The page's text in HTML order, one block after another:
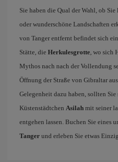
Sie haben die Qual der Wahl, ob
oder wunderschöne Landschaften
von Tanger entfernt befindet sich
Stätte, die Herkulesgrotte , wo sich
Mythos nach nach der Vollendung
Öffnung der Straße von Gibraltar
Gelegenheit dazu haben, sollten
Küstenstädtchen Asilah mit seiner
entgehen lassen. Buchen Sie eines
Tanger und erleben Sie etwas